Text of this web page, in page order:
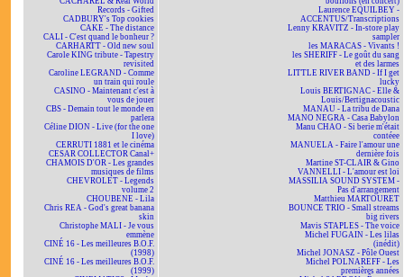
Records - Gifted
CADBURY's Top cookies
CAKE - The distance
CALI - C'est quand le bonheur ?
CARHARTT - Old new soul
Carole KING tribute - Tapestry
revisited
Caroline LEGRAND - Comme
un train qui roule
CASINO - Maintenant c'est à
vous de jouer
CBS - Demain tout le monde en
parlera
Céline DION - Live (for the one
I love)
CERRUTI 1881 et le cinéma
CESAR COLLECTOR Canal+
CHAMOIS D'OR - Les grandes
musiques de films
CHEVROLET - Legends
volume 2
CHOUBENE - Lila
Chris REA - God's great banana
skin
Christophe MALI - Je vous
emmène
CINÉ 16 - Les meilleures B.O.F.
(1998)
CINÉ 16 - Les meilleures B.O.F.
(1999)
Laurence EQUILBEY -
ACCENTUS/Transcriptions
Lenny KRAVITZ - In-store play
sampler
les MARACAS - Vivants !
les SHERIFF - Le goût du sang
et des larmes
LITTLE RIVER BAND - If I get
lucky
Louis BERTIGNAC - Elle &
Louis/Bertignacoustic
MANAU - La tribu de Dana
MANO NEGRA - Casa Babylon
Manu CHAO - Si berie m'était
contéee
MANUELA - Faire l'amour une
dernière fois
Martine ST-CLAIR & Gino
VANNELLI - L'amour est loi
MASSILIA SOUND SYSTEM -
Pas d'arrangement
Matthieu MARTOURET
BOUNCE TRIO - Small streams
big rivers
Mavis STAPLES - The voice
Michel FUGAIN - Les lilas
(inédit)
Michel JONASZ - Pôle Ouest
Michel POLNAREFF - Les
premières années